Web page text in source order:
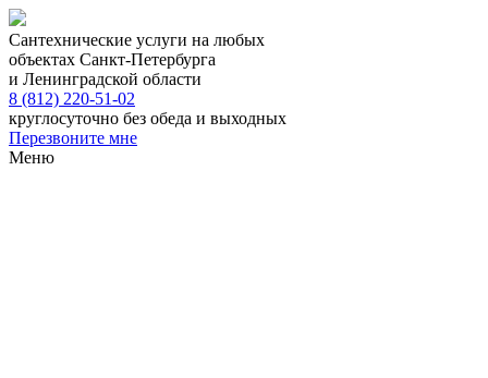
Сантехнические услуги на любых
объектах Санкт-Петербурга
и Ленинградской области
8 (812) 220-51-02
круглосуточно без обеда и выходных
Перезвоните мне
Меню